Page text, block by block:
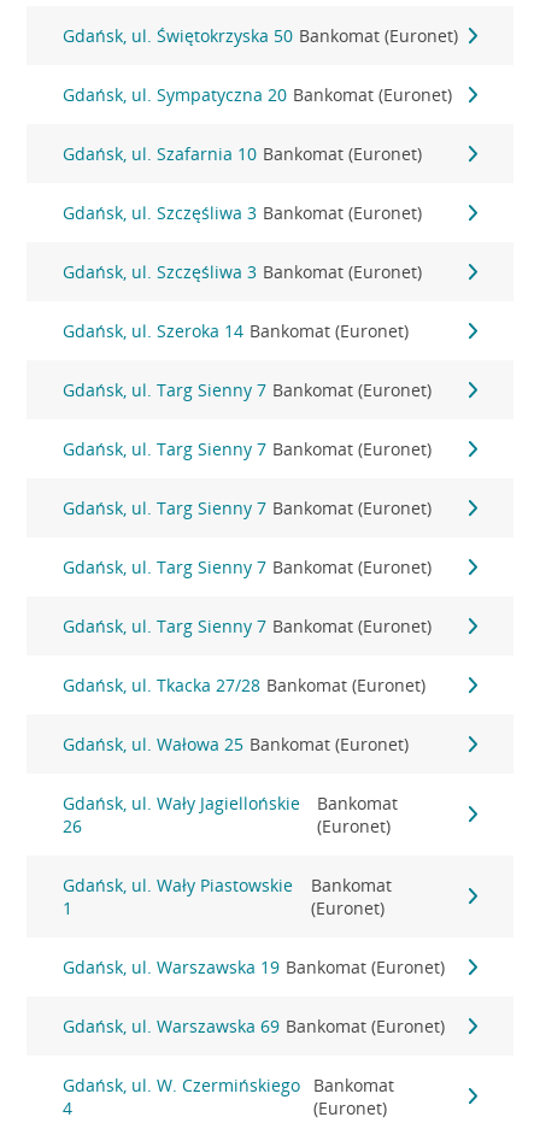
Gdańsk, ul. Świętokrzyska 50 Bankomat (Euronet)
Gdańsk, ul. Sympatyczna 20 Bankomat (Euronet)
Gdańsk, ul. Szafarnia 10 Bankomat (Euronet)
Gdańsk, ul. Szczęśliwa 3 Bankomat (Euronet)
Gdańsk, ul. Szczęśliwa 3 Bankomat (Euronet)
Gdańsk, ul. Szeroka 14 Bankomat (Euronet)
Gdańsk, ul. Targ Sienny 7 Bankomat (Euronet)
Gdańsk, ul. Targ Sienny 7 Bankomat (Euronet)
Gdańsk, ul. Targ Sienny 7 Bankomat (Euronet)
Gdańsk, ul. Targ Sienny 7 Bankomat (Euronet)
Gdańsk, ul. Targ Sienny 7 Bankomat (Euronet)
Gdańsk, ul. Tkacka 27/28 Bankomat (Euronet)
Gdańsk, ul. Wałowa 25 Bankomat (Euronet)
Gdańsk, ul. Wały Jagiellońskie
26
Bankomat
(Euronet)
Gdańsk, ul. Wały Piastowskie
1
Bankomat
(Euronet)
Gdańsk, ul. Warszawska 19 Bankomat (Euronet)
Gdańsk, ul. Warszawska 69 Bankomat (Euronet)
Gdańsk, ul. W. Czermińskiego
4
Bankomat
(Euronet)